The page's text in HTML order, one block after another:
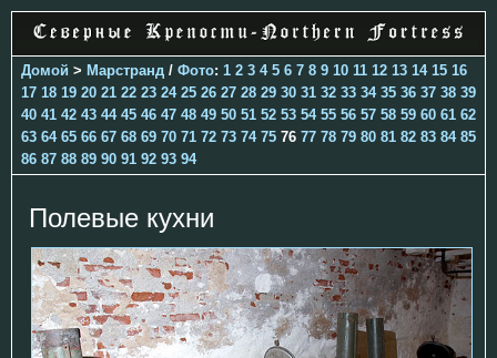
Домой > Марстранд / Фото: 1 2 3 4 5 6 7 8 9 10 11 12 13 14 15 16
17 18 19 20 21 22 23 24 25 26 27 28 29 30 31 32 33 34 35 36 37 38 39
40 41 42 43 44 45 46 47 48 49 50 51 52 53 54 55 56 57 58 59 60 61 62
63 64 65 66 67 68 69 70 71 72 73 74 75 76 77 78 79 80 81 82 83 84 85
86 87 88 89 90 91 92 93 94
Полевые кухни